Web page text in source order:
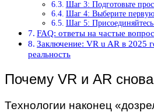
Шаг 3: Подготовьте
Шаг 4: Выберите
Шаг 5:
FAQ: ответы на частые
Заключение: VR u AR в 2025
реальность
Почему VR и AR
Технологии наконец